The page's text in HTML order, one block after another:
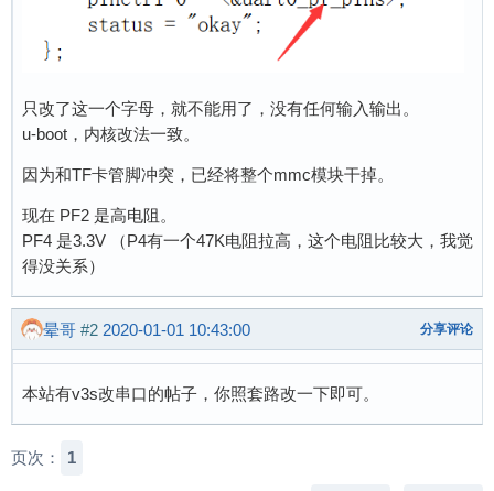
只改了这一个字母，就不能用了，没有任何输入输出。
u-boot，内核改法一致。
因为和TF卡管脚冲突，已经将整个mmc模块干掉。
现在 PF2 是高电阻。
PF4 是3.3V （P4有一个47K电阻拉高，这个电阻比较大，我觉
得没关系）
晕哥 #2 2020-01-01 10:43:00 分享评论
本站有v3s改串口的帖子，你照套路改一下即可。
页次： 1